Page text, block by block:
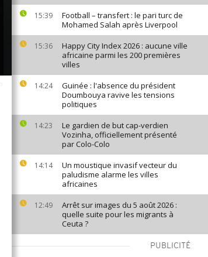
15:39
Football – transfert : le pari turc de
Mohamed Salah après Liverpool
15:36
Happy City Index 2026 : aucune ville
africaine parmi les 200 premières
villes
14:24
Guinée : l'absence du président
Doumbouya ravive les tensions
politiques
14:23
Le gardien de but cap-verdien
Vozinha, officiellement présenté
par Colo-Colo
14:14
Un moustique invasif vecteur du
paludisme alarme les villes
africaines
12:49
Arrêt sur images du 5 août 2026 :
quelle suite pour les migrants à
Ceuta ?
PUBLICITÉ